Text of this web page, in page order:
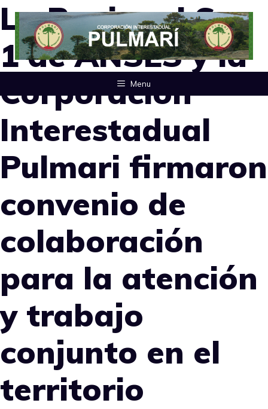
Saltar
al
contenido
Menu
La Regional Sur
1 de ANSES y la
Corporación
Interestadual
Pulmari firmaron
convenio de
colaboración
para la atención
y trabajo
conjunto en el
territorio